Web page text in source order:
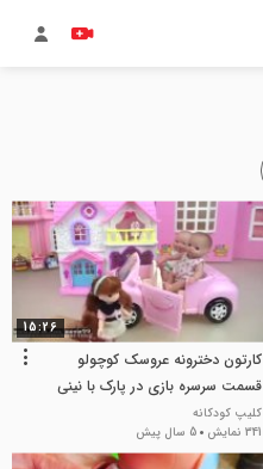
15:26
کارتون دخترونه عروسک کوچولو
قسمت سرسره بازی در پارک با نینی
ها
کلیپ کودکانه
341 نمایش
5 سال پیش